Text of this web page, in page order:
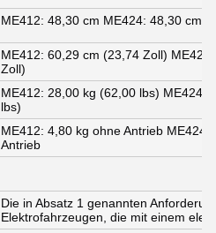
ME412: 48,30 cm ME424: 48,30 cm
ME412: 60,29 cm (23,74 Zoll)
Zoll)
ME412: 28,00 kg (62,00 lbs) ME424:
lbs)
ME412: 4,80 kg ohne Antrieb
Antrieb
Die in Absatz 1 genannten
Elektrofahrzeugen, die mit einem